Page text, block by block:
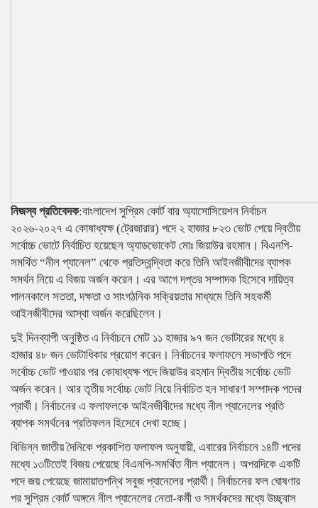
নিজস্ব প্রতিবেদক:বাংলাদেশ সুপ্রিম কোর্ট বার অ্যাসোসিয়েশন নির্বাচন
২০২৬-২০২৭ এ কোষাধ্যক্ষ (ট্রেজারার) পদে ২ হাজার ৮২৩ ভোট পেয়ে দ্বিতীয়
সর্বোচ্চ ভোটে নির্বাচিত হয়েছেন অ্যাডভোকেট মোঃ জিয়াউর রহমান। বিএনপি-
সমর্থিত “নীল প্যানেল” থেকে প্রতিদ্বন্দ্বিতা করে তিনি আইনজীবীদের ব্যাপক
সমর্থন নিয়ে এ বিজয় অর্জন করেন। এর আগে দপ্তর সম্পাদক হিসেবে দায়িত্ব
পালনকালে সততা, দক্ষতা ও সাংগঠনিক সক্রিয়তার মাধ্যমে তিনি সহকর্মী
আইনজীবীদের আস্থা অর্জন করেছিলেন।
দুই দিনব্যাপী অনুষ্ঠিত এ নির্বাচনে মোট ১১ হাজার ৯৭ জন ভোটারের মধ্যে ৪
হাজার ৪৮ জন ভোটাধিকার প্রয়োগ করেন। নির্বাচনের ফলাফলে সভাপতি পদে
সর্বোচ্চ ভোট পাওয়ার পর কোষাধ্যক্ষ পদে জিয়াউর রহমান দ্বিতীয় সর্বোচ্চ ভোট
অর্জন করেন। আর তৃতীয় সর্বোচ্চ ভোট নিয়ে নির্বাচিত হন সাধারণ সম্পাদক পদের
প্রার্থী। নির্বাচনের এ ফলাফলকে আইনজীবীদের মধ্যে নীল প্যানেলের প্রতি
ব্যাপক সমর্থনের প্রতিফলন হিসেবে দেখা হচ্ছে।
বিভিন্ন জাতীয় দৈনিকে প্রকাশিত ফলাফল অনুযায়ী, এবারের নির্বাচনে ১৪টি পদের
মধ্যে ১৩টিতেই বিজয় পেয়েছে বিএনপি-সমর্থিত নীল প্যানেল। অপরদিকে একটি
পদে জয় পেয়েছে জামায়াতপন্থি সবুজ প্যানেলের প্রার্থী। নির্বাচনের ফল ঘোষণার
পর সুপ্রিম কোর্ট অঙ্গনে নীল প্যানেলের নেতা-কর্মী ও সমর্থকদের মধ্যে উচ্ছ্বাস